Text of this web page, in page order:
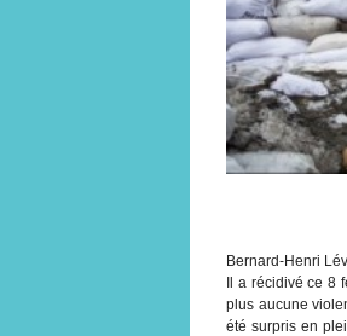
Bernard-Henri
Il a récidivé ce 8
plus aucune
été surpris en